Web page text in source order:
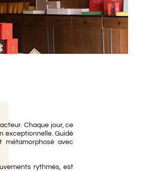
Chaque jour, ce
exceptionnelle. Guidé
métamorphosé avec
rythmés, est